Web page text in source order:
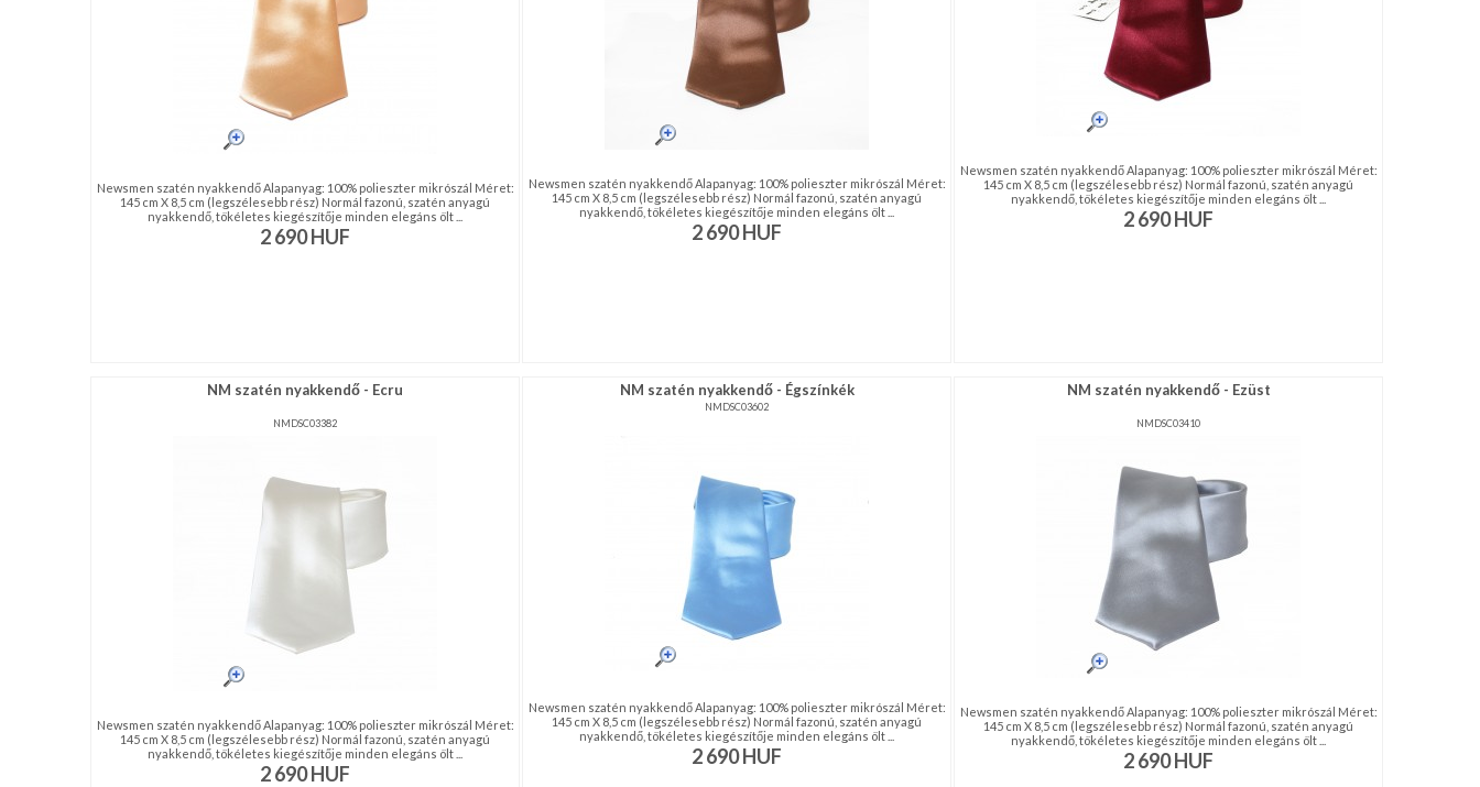
Newsmen szatén nyakkendő Alapanyag: 100% polieszter mikrószál Méret:
145 cm X 8,5 cm (legszélesebb rész) Normál fazonú, szatén anyagú
nyakkendő, tökéletes kiegészítője minden elegáns ölt ...
2 690HUF
Newsmen szatén nyakkendő Alapanyag: 100% polieszter mikrószál Méret:
145 cm X 8,5 cm (legszélesebb rész) Normál fazonú, szatén anyagú
nyakkendő, tökéletes kiegészítője minden elegáns ölt ...
2 690HUF
Newsmen szatén nyakkendő Alapanyag: 100% polieszter mikrószál Méret:
145 cm X 8,5 cm (legszélesebb rész) Normál fazonú, szatén anyagú
nyakkendő, tökéletes kiegészítője minden elegáns ölt ...
2 690HUF
NM szatén nyakkendő - Ecru
NMDSC03382
Newsmen szatén nyakkendő Alapanyag: 100% polieszter mikrószál Méret:
145 cm X 8,5 cm (legszélesebb rész) Normál fazonú, szatén anyagú
nyakkendő, tökéletes kiegészítője minden elegáns ölt ...
2 690HUF
NM szatén nyakkendő - Égszínkék
NMDSC03602
Newsmen szatén nyakkendő Alapanyag: 100% polieszter mikrószál Méret:
145 cm X 8,5 cm (legszélesebb rész) Normál fazonú, szatén anyagú
nyakkendő, tökéletes kiegészítője minden elegáns ölt ...
2 690HUF
NM szatén nyakkendő - Ezüst
NMDSC03410
Newsmen szatén nyakkendő Alapanyag: 100% polieszter mikrószál Méret:
145 cm X 8,5 cm (legszélesebb rész) Normál fazonú, szatén anyagú
nyakkendő, tökéletes kiegészítője minden elegáns ölt ...
2 690HUF